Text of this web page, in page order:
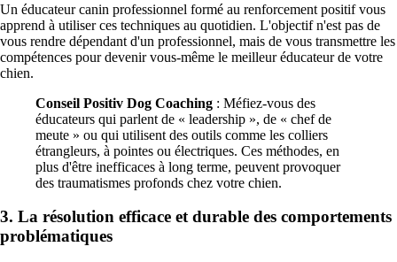
Un éducateur canin professionnel formé au renforcement positif vous
apprend à utiliser ces techniques au quotidien. L'objectif n'est pas de
vous rendre dépendant d'un professionnel, mais de vous transmettre les
compétences pour devenir vous-même le meilleur éducateur de votre
chien.
Conseil Positiv Dog Coaching : Méfiez-vous des
éducateurs qui parlent de « leadership », de « chef de
meute » ou qui utilisent des outils comme les colliers
étrangleurs, à pointes ou électriques. Ces méthodes, en
plus d'être inefficaces à long terme, peuvent provoquer
des traumatismes profonds chez votre chien.
3. La résolution efficace et durable des comportements
problématiques